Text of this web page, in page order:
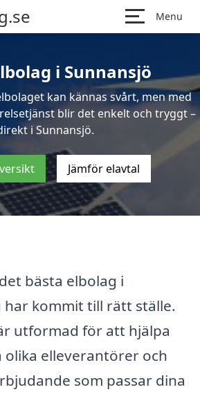
Menu
i Sunnansjö
kan kännas svårt, men med
blir det enkelt och tryggt –
i Sunnansjö.
Jämför elavtal
bästa elbolag i
har kommit till rätt ställe.
utformad för att hjälpa
elleverantörer och
som passar dina